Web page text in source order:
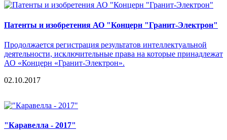
Патенты и изобретения АО "Концерн "Гранит-Электрон"
Продолжается регистрация результатов интеллектуальной
деятельности, исключительные права на которые принадлежат
АО «Концерн «Гранит-Электрон».
02.10.2017
"Каравелла - 2017"